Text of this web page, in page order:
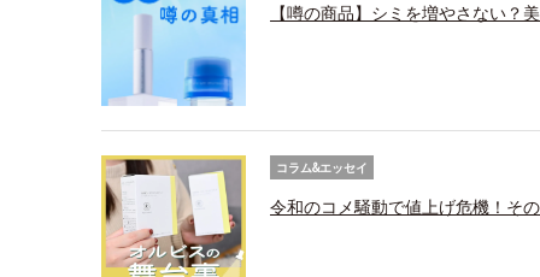
【噂の商品】シミを増やさない？
コラム&エッセイ
令和のコメ騒動で値上げ危機！そ